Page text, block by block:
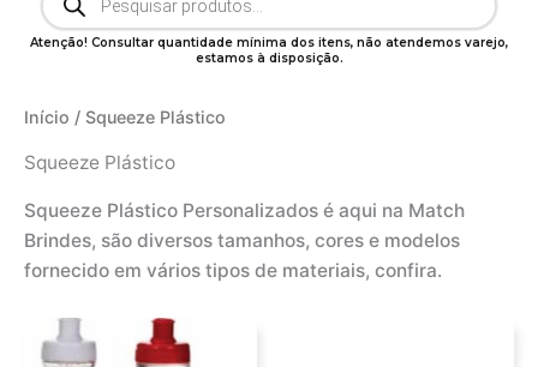
produtos
Atenção! Consultar quantidade mínima dos itens, não atendemos varejo,
estamos à disposição.
Início / Squeeze Plástico
Squeeze Plástico
Squeeze Plástico Personalizados é aqui na Match
Brindes, são diversos tamanhos, cores e modelos
fornecido em vários tipos de materiais, confira.